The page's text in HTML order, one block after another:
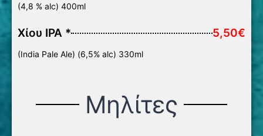
(4,8 % alc) 400ml
Χίου IPA * 5,50€
(India Pale Ale) (6,5% alc) 330ml
Μηλίτες